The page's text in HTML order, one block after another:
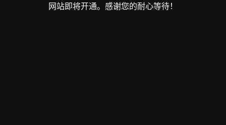
网站即将开通。感谢您的耐心等待！